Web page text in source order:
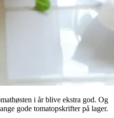
i år blive ekstra god. Og
gode tomatopskrifter på lager.